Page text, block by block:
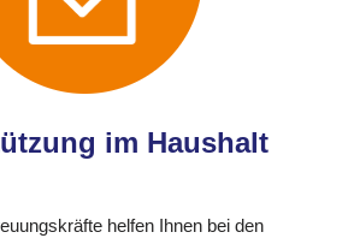
im Haushalt
helfen Ihnen bei den